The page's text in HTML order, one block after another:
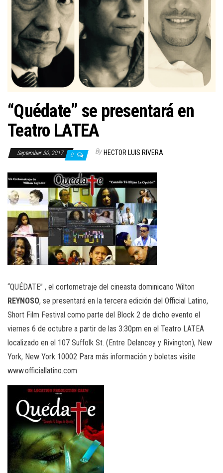
“Quédate” se presentará en
Teatro LATEA
September 30, 2017 0 By HECTOR LUIS RIVERA
“QUÉDATE” , el cortometraje del cineasta dominicano Wilton
REYNOSO, se presentará en la tercera edición del Official Latino,
Short Film Festival como parte del Block 2 de dicho evento el
viernes 6 de octubre a partir de las 3:30pm en el Teatro LATEA
localizado en el 107 Suffolk St. (Entre Delancey y Rivington), New
York, New York 10002 Para más información y boletas visite
www.officiallatino.com